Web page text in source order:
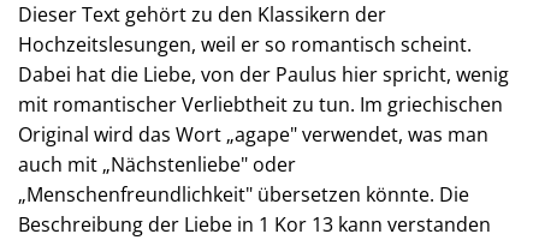
Dieser Text gehört zu den Klassikern der
Hochzeitslesungen, weil er so romantisch scheint.
Dabei hat die Liebe, von der Paulus hier spricht, wenig
mit romantischer Verliebtheit zu tun. Im griechischen
Original wird das Wort „agape" verwendet, was man
auch mit „Nächstenliebe" oder
„Menschenfreundlichkeit" übersetzen könnte. Die
Beschreibung der Liebe in 1 Kor 13 kann verstanden